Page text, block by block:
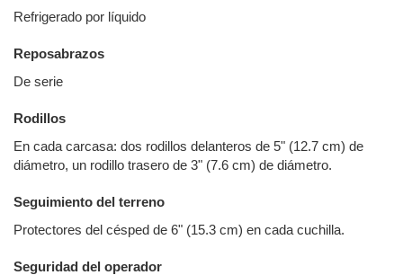
Refrigerado por líquido
Reposabrazos
De serie
Rodillos
En cada carcasa: dos rodillos delanteros de 5" (12.7 cm) de
diámetro, un rodillo trasero de 3" (7.6 cm) de diámetro.
Seguimiento del terreno
Protectores del césped de 6" (15.3 cm) en cada cuchilla.
Seguridad del operador